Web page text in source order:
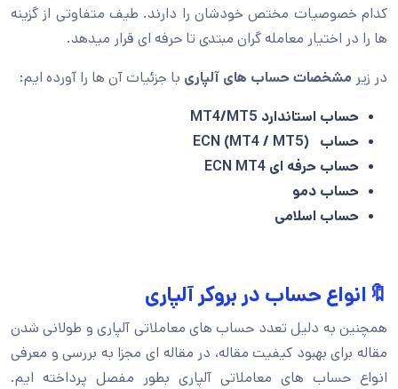
کدام خصوصیات مختص خودشان را دارند. طیف متفاوتی از گزینه
ها را در اختیار معامله گران مبتدی تا حرفه ای قرار میدهد.
در زیر مشخصات حساب های آلپاری با جزئیات آن ها را آورده ایم:
حساب استاندارد MT4/MT5
حساب (MT4 / MT5) ECN
حساب حرفه ای ECN MT4
حساب دمو
حساب اسلامی
🔖انواع حساب در بروکر آلپاری
همچنین به دلیل تعدد حساب های معاملاتی آلپاری و طولانی شدن
مقاله برای بهبود کیفیت مقاله، در مقاله ای مجزا به بررسی و معرفی
انواع حساب های معاملاتی آلپاری بطور مفصل پرداخته ایم.